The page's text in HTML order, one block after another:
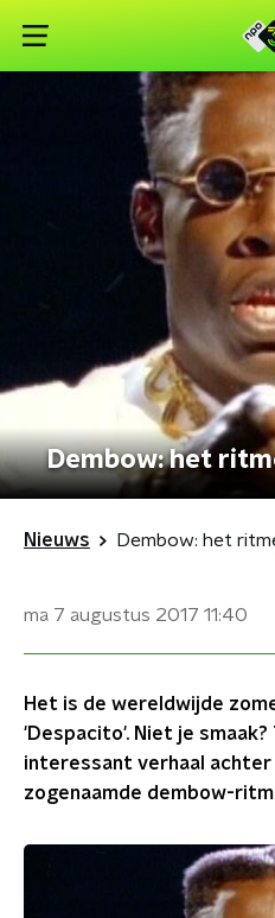
Dembow: het
Nieuws Dembow: het
ma 7 augustus 2017 11:40
Het is de wereldwijde
'Despacito'. Niet je smaak?
interessant verhaal
zogenaamde dembow-